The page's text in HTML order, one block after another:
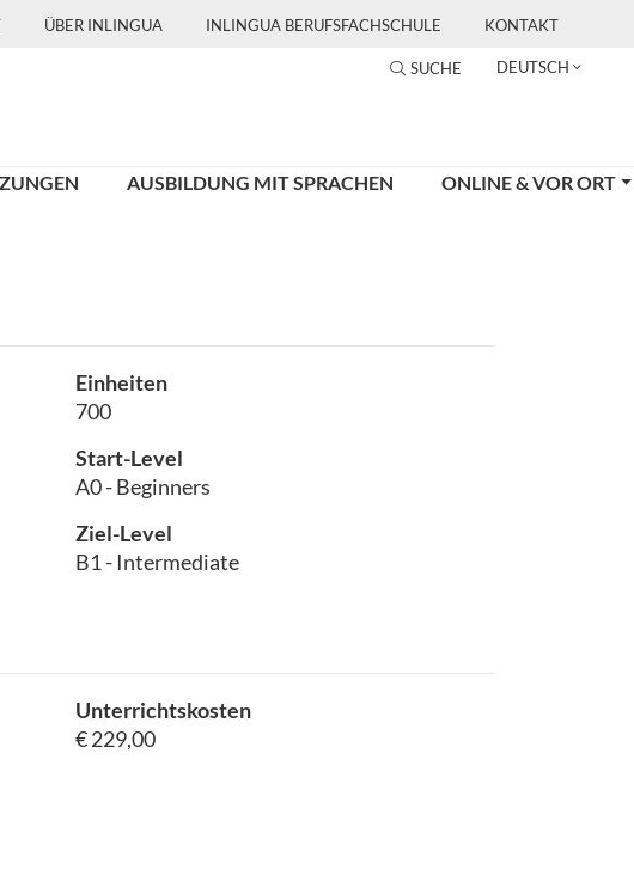
ÜBER INLINGUA INLINGUA BERUFSFACHSCHULE KONTAKT
SUCHE DEUTSCH
AUSBILDUNG MIT SPRACHEN ONLINE & VOR ORT
Einheiten
700
Start-Level
A0 - Beginners
Ziel-Level
B1 - Intermediate
Unterrichtskosten
€ 229,00